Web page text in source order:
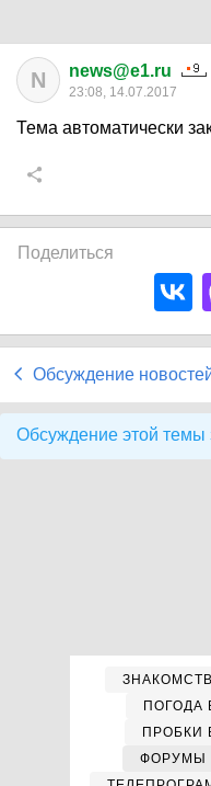
N news@e1.ru
23:08, 14.07.2017
Тема автоматически
Поделиться
Обсуждение
Обсуждение этой
ПОГОДА
ПРОБКИ
ФОРУМЫ